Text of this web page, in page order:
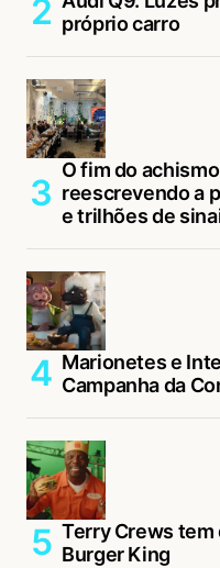
próprio carro
O fim do
reescrevendo a
e trilhões de
Marionetes e
Campanha da
Terry Crews tem
Burger King